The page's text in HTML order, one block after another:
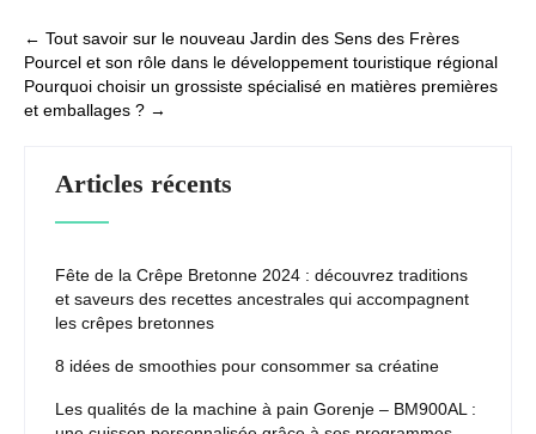
Post
navigation
← Tout savoir sur le nouveau Jardin des Sens des Frères
Pourcel et son rôle dans le développement touristique régional
Pourquoi choisir un grossiste spécialisé en matières premières
et emballages ? →
Articles récents
Fête de la Crêpe Bretonne 2024 : découvrez traditions
et saveurs des recettes ancestrales qui accompagnent
les crêpes bretonnes
8 idées de smoothies pour consommer sa créatine
Les qualités de la machine à pain Gorenje – BM900AL :